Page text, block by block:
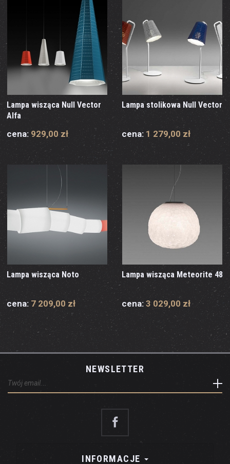
Lampa wisząca Null Vector
Alfa
cena: 929,00 zł
Lampa stolikowa Null Vector
cena: 1 279,00 zł
Lampa wisząca Noto
cena: 7 209,00 zł
Lampa wisząca Meteorite 48
cena: 3 029,00 zł
NEWSLETTER
INFORMACJE